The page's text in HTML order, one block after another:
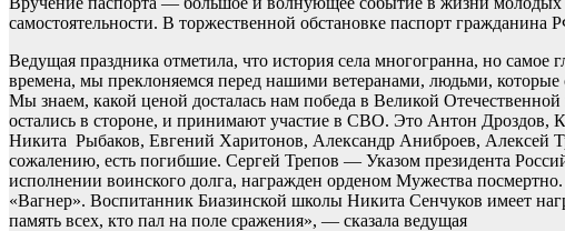
самостоятельности. В торжественной обстановке паспорт
Ведущая праздника отметила, что история села многогранна, но
времена, мы преклоняемся перед нашими ветеранами, людьми,
Мы знаем, какой ценой досталась нам победа в Великой
остались в стороне, и принимают участие в СВО. Это Антон Дроздов,
Никита Рыбаков, Евгений Харитонов, Александр Аниброев,
сожалению, есть погибшие. Сергей Трепов — Указом президента
исполнении воинского долга, награжден орденом Мужества
«Вагнер». Воспитанник Биазинской школы Никита Сенчуков имеет
память всех, кто пал на поле сражения», — сказала ведущая